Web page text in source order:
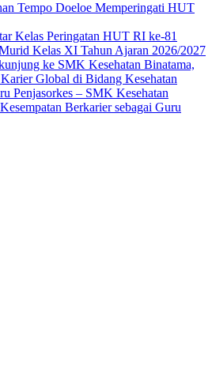
Tempo Doeloe Memperingati HUT
Kelas Peringatan HUT RI ke-81
Kelas XI Tahun Ajaran 2026/2027
ke SMK Kesehatan Binatama,
Global di Bidang Kesehatan
Penjasorkes – SMK Kesehatan
Berkarier sebagai Guru